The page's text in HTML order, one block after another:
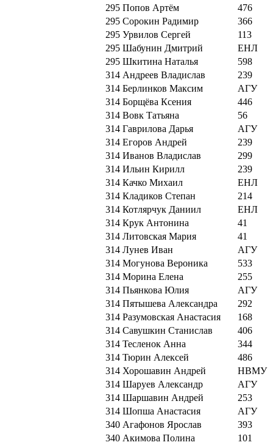
295 Попов Артём
476
295 Сорокин Радимир
366
295 Урвилов Сергей
113
295 Шабунин Дмитрий
ЕНЛ
295 Шкитина Наталья
598
314 Андреев Владислав
239
314 Берлинков Максим
АГУ
314 Борщёва Ксения
446
314 Вовк Татьяна
56
314 Гаврилова Дарья
АГУ
314 Егоров Андрей
239
314 Иванов Владислав
299
314 Ильин Кирилл
239
314 Качко Михаил
ЕНЛ
314 Кладиков Степан
214
314 Котлярчук Даниил
ЕНЛ
314 Крук Антонина
41
314 Литовская Мария
41
314 Лунев Иван
АГУ
314 Могунова Вероника
533
314 Морина Елена
255
314 Пьянкова Юлия
АГУ
314 Пятышева Александра
292
314 Разумовская Анастасия
168
314 Савушкин Станислав
406
314 Тесленок Анна
344
314 Тюрин Алексей
486
314 Хорошавин Андрей
НВМУ
314 Шаруев Александр
АГУ
314 Шаршавин Андрей
253
314 Шопша Анастасия
АГУ
340 Агафонов Ярослав
393
340 Акимова Полина
101